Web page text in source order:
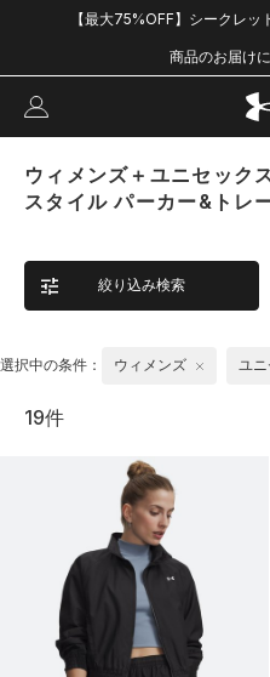
【最大75%OFF】シークレ
商品のお届け
ウィメンズ＋ユニセック
スタイル パーカー&トレ
絞り込み検索
選択中の条件： ウィメンズ ユ
19件